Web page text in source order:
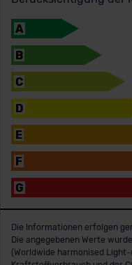
A
B
C
D
E
F
G
Die Informationen erfolgen
Die angegebenen Werte
(Worldwide harmonised